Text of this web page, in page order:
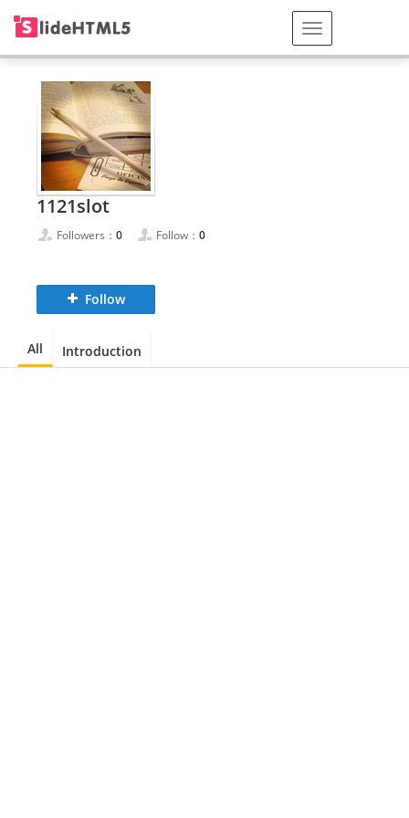
1121slot
Followers： 0 Follow： 0
Follow
All Introduction